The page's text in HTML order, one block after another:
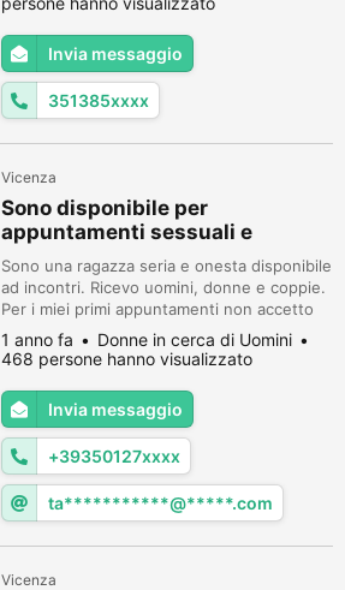
Prezzo: €16.800 per immediato realizzo;
valutazione con permuta €20.000 (pari al
valore di mercato). Caratteristiche principali:
o Motorizzazione: C...
Invia messaggio
351385xxxx
Vicenza
Sono disponibile per
appuntamenti sessuali e
massaggi.
Sono una ragazza seria e onesta disponibile
ad incontri. Ricevo uomini, donne e coppie.
Per i miei primi appuntamenti non accetto
contanti, il mio pagamento avviene tramite
ticket Steam, se sei interessato scrivimi su
WhatsApp. .
1 anno fa
Donne in cerca di Uomini
468 persone hanno visualizzato
Invia messaggio
+39350127xxxx
ta***********@*****.com
Vicenza